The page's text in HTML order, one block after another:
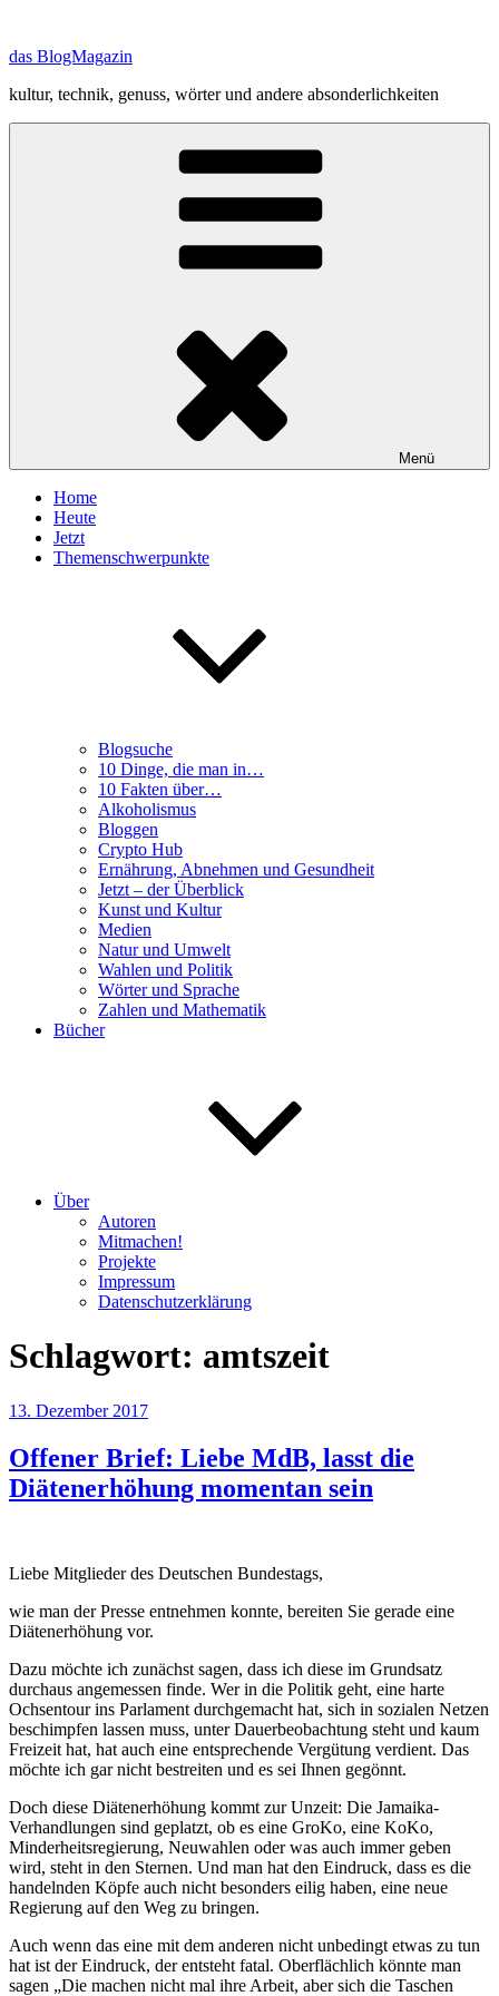
springen
das BlogMagazin
kultur, technik, genuss, wörter und andere absonderlichkeiten
Menü
Home
Heute
Jetzt
Themenschwerpunkte
Blogsuche
10 Dinge, die man in…
10 Fakten über…
Alkoholismus
Bloggen
Crypto Hub
Ernährung, Abnehmen und Gesundheit
Jetzt – der Überblick
Kunst und Kultur
Medien
Natur und Umwelt
Wahlen und Politik
Wörter und Sprache
Zahlen und Mathematik
Bücher
Über
Autoren
Mitmachen!
Projekte
Impressum
Datenschutzerklärung
Schlagwort: amtszeit
Veröffentlicht
13. Dezember 2017
Offener Brief: Liebe MdB, lasst die
Diätenerhöhung momentan sein
Liebe Mitglieder des Deutschen Bundestags,
wie man der Presse entnehmen konnte, bereiten Sie gerade eine
Diätenerhöhung vor.
Dazu möchte ich zunächst sagen, dass ich diese im Grundsatz
durchaus angemessen finde. Wer in die Politik geht, eine harte
Ochsentour ins Parlament durchgemacht hat, sich in sozialen Netzen
beschimpfen lassen muss, unter Dauerbeobachtung steht und kaum
Freizeit hat, hat auch eine entsprechende Vergütung verdient. Das
möchte ich gar nicht bestreiten und es sei Ihnen gegönnt.
Doch diese Diätenerhöhung kommt zur Unzeit: Die Jamaika-
Verhandlungen sind geplatzt, ob es eine GroKo, eine KoKo,
Minderheitsregierung, Neuwahlen oder was auch immer geben
wird, steht in den Sternen. Und man hat den Eindruck, dass es die
handelnden Köpfe auch nicht besonders eilig haben, eine neue
Regierung auf den Weg zu bringen.
Auch wenn das eine mit dem anderen nicht unbedingt etwas zu tun
hat ist der Eindruck, der entsteht fatal. Oberflächlich könnte man
sagen „Die machen nicht mal ihre Arbeit, aber sich die Taschen